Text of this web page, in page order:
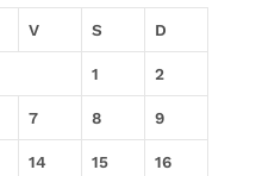
V S D
1 2
7 8 9
14 15 16